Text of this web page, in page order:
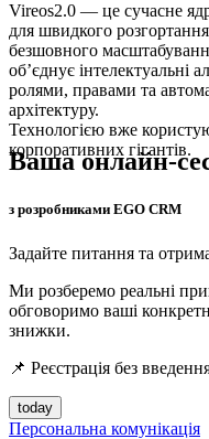
Vireos2.0 — це сучасне
для швидкого
безшовного
об’єднує інтелектуальні
ролями, правами та
архітектуру.
Технологією вже
корпоративних гігантів.
Ваша онлайн-
з розробниками EGO CRM
Задайте питання та
Ми розберемо реальні
обговоримо ваші
знижки.
📌 Реєстрація без
today
Персональна комунікація